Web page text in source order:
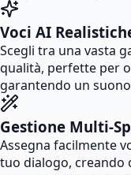
Voci AI
Scegli tra una vasta
qualità, perfette per
garantendo un
Gestione Multi-
Assegna facilmente
tuo dialogo, creando